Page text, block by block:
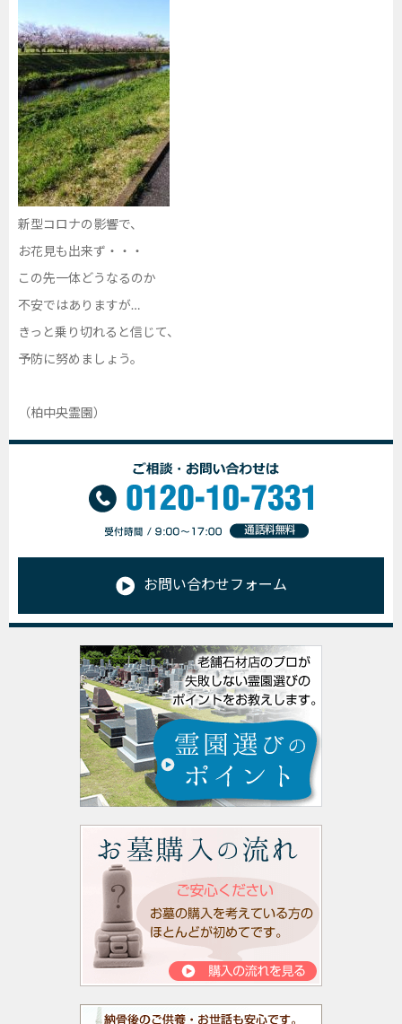
新型コロナの影響で、
お花見も出来ず・・・
この先一体どうなるのか
不安ではありますが…
きっと乗り切れると信じて、
予防に努めましょう。
（柏中央霊園）
お問い合わせフォーム